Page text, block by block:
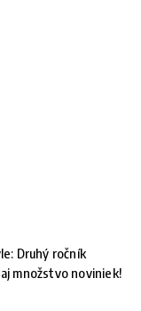
Druhý ročník
množstvo noviniek!